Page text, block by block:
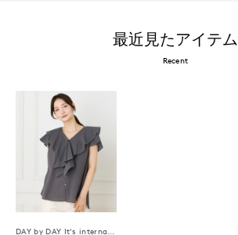
最近見たアイテム
Recent